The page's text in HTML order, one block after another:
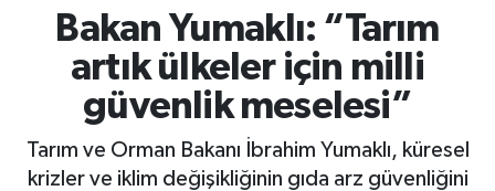
Bakan Yumaklı: “Tarım
artık ülkeler için milli
güvenlik meselesi”
Tarım ve Orman Bakanı İbrahim Yumaklı, küresel
krizler ve iklim değişikliğinin gıda arz güvenliğini
Borsa Haberleri
İş Dünyası
Lojistik
Otovitrin
Süper Lig Puan Durumu ve Fikstür
Tüm Manşetler
Son Dakika Haberleri
Haber Arşivi